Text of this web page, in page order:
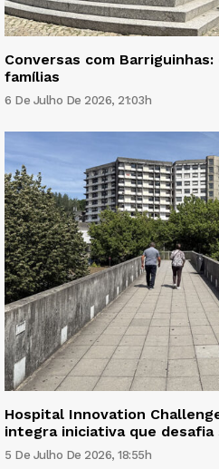
Conversas com
famílias
6 De Julho De 2026, 21:03h
Hospital Innovation
integra iniciativa que desafia
5 De Julho De 2026, 18:55h